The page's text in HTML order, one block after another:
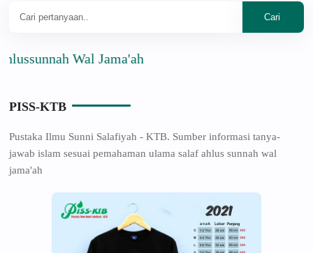
Wal Jama'ah
PISS-KTB
Pustaka Ilmu Sunni Salafiyah - KTB. Sumber informasi tanya-
jawab islam sesuai pemahaman ulama salaf ahlus sunnah wal
jama'ah